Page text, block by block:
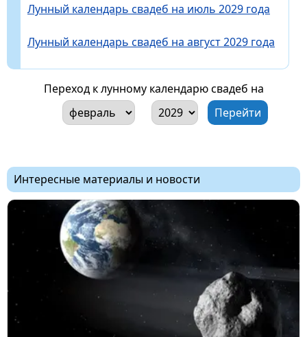
Лунный календарь свадеб на июль 2029 года
Лунный календарь свадеб на август 2029 года
Переход к лунному календарю свадеб на
Интересные материалы и новости